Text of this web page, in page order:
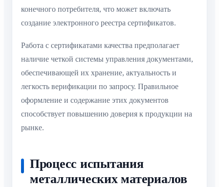
конечного потребителя, что может включать
создание электронного реестра сертификатов.
Работа с сертификатами качества предполагает
наличие четкой системы управления документами,
обеспечивающей их хранение, актуальность и
легкость верификации по запросу. Правильное
оформление и содержание этих документов
способствует повышению доверия к продукции на
рынке.
Процесс испытания
металлических материалов